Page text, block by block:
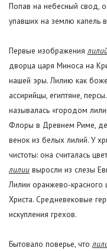
Попав на небесный свод,
упавших на землю капель
Первые изображения
дворца царя Миноса на
нашей эры. Лилию как
ассирийцы, египтяне,
называлась «городом
Флоры в Древнем Риме,
венок из белых лилий. У
чистоты: она считалась
лилии выросли из слезы
Лилии оранжево-красного
Христа. Средневековые
искупления грехов.
Бытовало поверье, что